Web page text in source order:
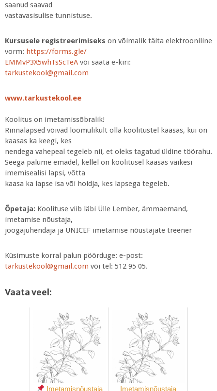
saanud saavad
vastavasisulise tunnistuse.
Kursusele registreerimiseks on võimalik täita elektrooniline
vorm: https://forms.gle/
EMMvP3X5whTsScTeA või saata e-kiri:
tarkustekool@gmail.com
www.tarkustekool.ee
Koolitus on imetamissõbralik!
Rinnalapsed võivad loomulikult olla koolitustel kaasas, kui on
kaasas ka keegi, kes
nendega vahepeal tegeleb nii, et oleks tagatud üldine töörahu.
Seega palume emadel, kellel on koolitusel kaasas väikesi
imemisealisi lapsi, võtta
kaasa ka lapse isa või hoidja, kes lapsega tegeleb.
Õpetaja: Koolituse viib läbi Ülle Lember, ämmaemand,
imetamise nõustaja,
joogajuhendaja ja UNICEF imetamise nõustajate treener
Küsimuste korral palun pöörduge: e-post:
tarkustekool@gmail.com või tel: 512 95 05.
Vaata veel:
Imetamisnõustaja Imetamisnõustaja